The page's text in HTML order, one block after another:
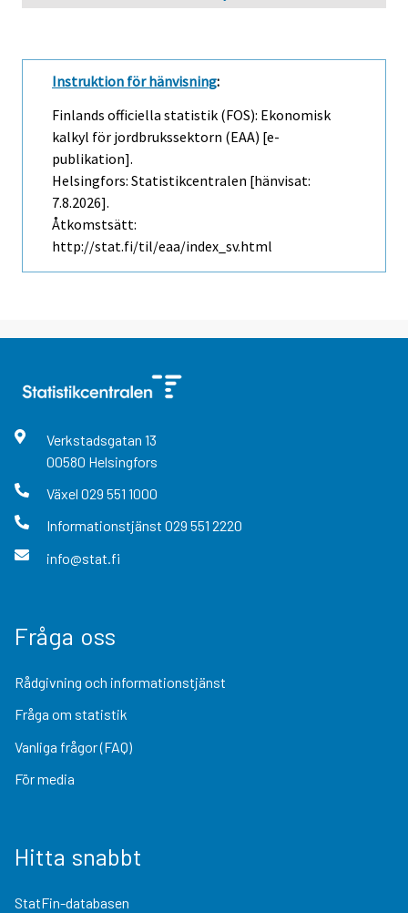
Instruktion för hänvisning:
Finlands officiella statistik (FOS): Ekonomisk
kalkyl för jordbrukssektorn (EAA) [e-
publikation].
Helsingfors: Statistikcentralen [hänvisat:
7.8.2026].
Åtkomstsätt:
http://stat.fi/til/eaa/index_sv.html
Verkstadsgatan 13
00580 Helsingfors
Växel 029 551 1000
Informationstjänst 029 551 2220
info@stat.fi
Fråga oss
Rådgivning och informationstjänst
Fråga om statistik
Vanliga frågor (FAQ)
För media
Hitta snabbt
StatFin-databasen